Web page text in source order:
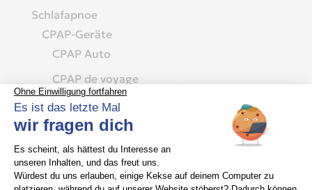
Schlafapnoe
CPAP-Geräte
CPAP Auto
CPAP de voyage
CPAP fixe
BiPAP
CPAP-Masken
Masques nasaux